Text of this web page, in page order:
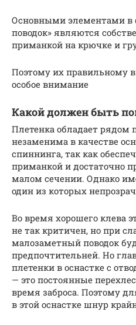
Основными элементами в
поводок» являются
приманкой на крючке и
Поэтому их правильному
особое внимание
Какой должен быть
Плетенка обладает рядом
незаменима в качестве
спиннинга, так как
приманкой и достаточно
малом сечении. Однако
один из которых
Во время хорошего клева
не так критичен, но при
малозаметный поводок
предпочтительней. Но
плетенки в оснастке с
— это постоянные
время заброса. Поэтому
в этой оснастке шнур